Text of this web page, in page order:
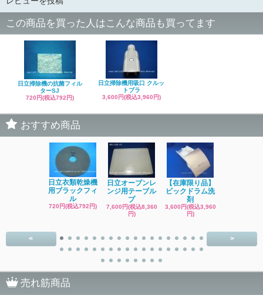
この商品を買った人はこんな商品も買ってます
日立掃除機の抗菌フィル
ターSJ
720円(税込792円)
日立掃除機用吸口 クルッ
トブラ
3,600円(税込3,960円)
おすすめ商品
日立衣類乾燥機
用ブラックフィ
ル
720円(税込792円)
日立オーブンレ
ンジ用テーブル
プ
7,600円(税込8,360
円)
【在庫限り品】
ビックドラム洗
剤
3,600円(税込3,960
円)
< >
売れ筋商品